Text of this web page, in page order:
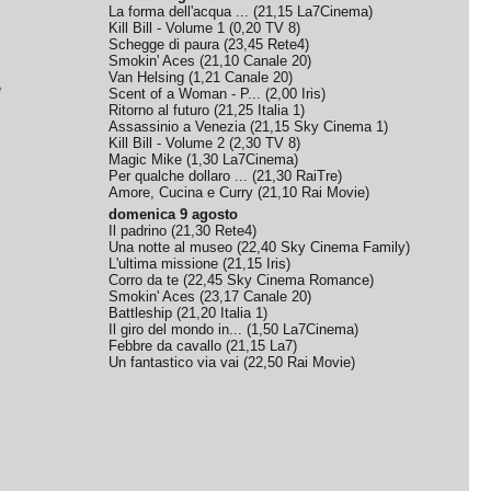
La forma dell'acqua ... (21,15 La7Cinema)
Kill Bill - Volume 1 (0,20 TV 8)
Schegge di paura(23,45 Rete4)
Smokin' Aces (21,10 Canale 20)
Van Helsing (1,21 Canale 20)
Scent of a Woman - P... (2,00 Iris)
Ritorno al futuro (21,25 Italia 1)
Assassinio a Venezia(21,15 Sky Cinema 1)
Kill Bill - Volume 2 (2,30 TV 8)
Magic Mike (1,30 La7Cinema)
Per qualche dollaro ... (21,30 RaiTre)
Amore, Cucina e Curry (21,10 Rai Movie)
domenica 9 agosto
Il padrino (21,30 Rete4)
Una notte al museo (22,40 Sky Cinema Family)
L'ultima missione (21,15 Iris)
Corro da te (22,45 Sky Cinema Romance)
Smokin' Aces (23,17 Canale 20)
Battleship (21,20 Italia 1)
Il giro del mondo in... (1,50 La7Cinema)
Febbre da cavallo (21,15 La7)
Un fantastico via vai (22,50 Rai Movie)